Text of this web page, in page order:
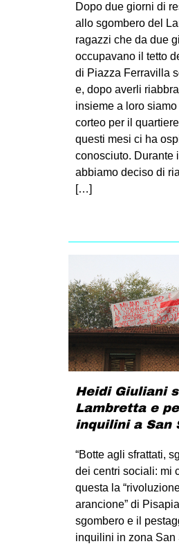
Dopo due giorni di
allo sgombero del
ragazzi che da due
occupavano il tetto
di Piazza Ferravilla
e, dopo averli
insieme a loro
corteo per il
questi mesi ci ha
conosciuto. Durante
abbiamo deciso di
[…]
Heidi Giuliani
Lambretta e
inquilini a San
“Botte agli sfrattati,
dei centri sociali: mi
questa la
arancione” di
sgombero e il
inquilini in zona San